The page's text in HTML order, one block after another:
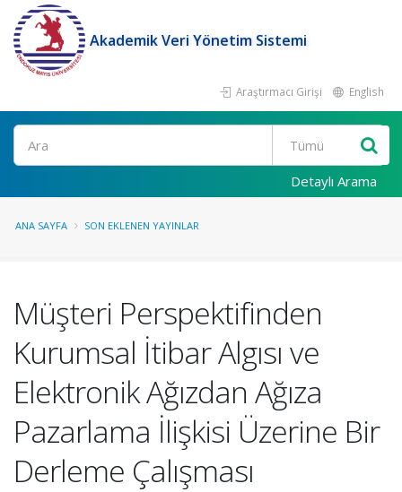
Akademik Veri Yönetim Sistemi
Araştırmacı Girişi English
Ara
Detaylı Arama
ANA SAYFA SON EKLENEN YAYINLAR
Müşteri Perspektifinden
Kurumsal İtibar Algısı ve
Elektronik Ağızdan Ağıza
Pazarlama İlişkisi Üzerine Bir
Derleme Çalışması